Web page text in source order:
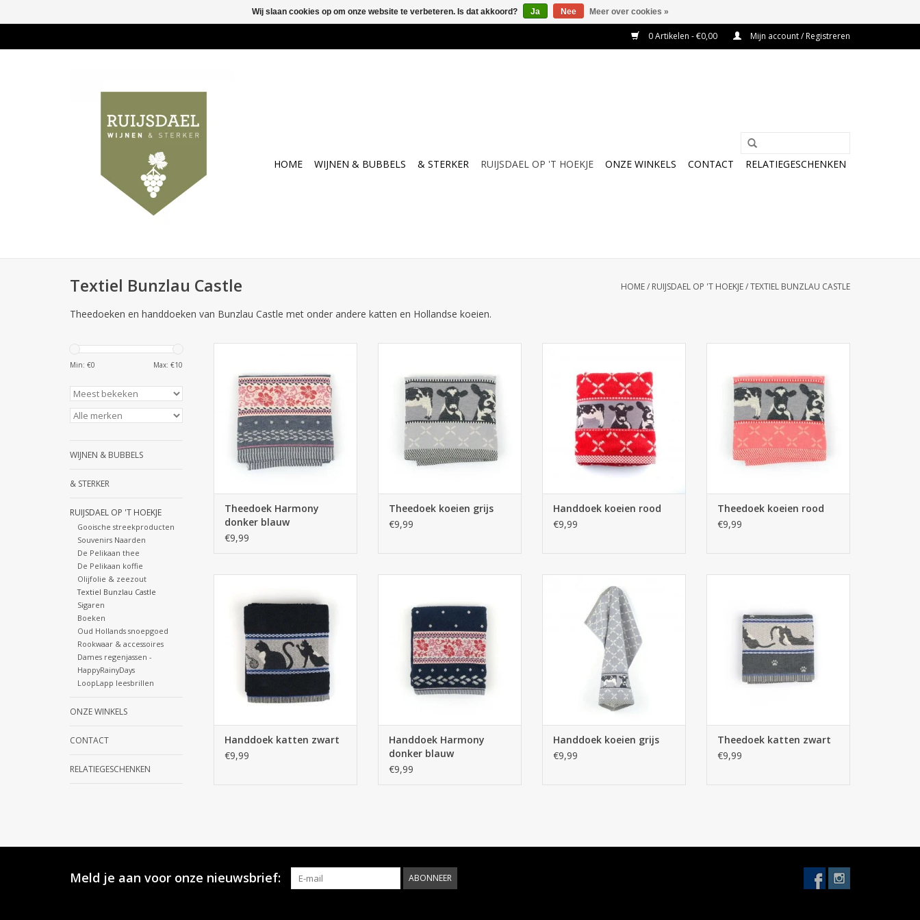
0 Artikelen - €0,00 Mijn account / Registreren
HOME WIJNEN & BUBBELS & STERKER RUIJSDAEL OP 'T HOEKJE ONZE WINKELS CONTACT RELATIEGESCHENKEN
Textiel Bunzlau Castle HOME/ RUIJSDAEL OP 'T HOEKJE/TEXTIEL BUNZLAU CASTLE
Theedoeken en handdoeken van Bunzlau Castle met onder andere katten en Hollandse koeien.
Min: €0 Max: €10
WIJNEN & BUBBELS
& STERKER
RUIJSDAEL OP 'T HOEKJE
Gooische streekproducten
Souvenirs Naarden
De Pelikaan thee
De Pelikaan koffie
Olijfolie & zeezout
Textiel Bunzlau Castle
Sigaren
Boeken
Oud Hollands snoepgoed
Rookwaar & accessoires
Dames regenjassen -
HappyRainyDays
LoopLapp leesbrillen
ONZE WINKELS
CONTACT
RELATIEGESCHENKEN
TOEVOEGEN AAN WINKELWAGEN
Theedoek Harmony
donker blauw
€9,99
TOEVOEGEN AAN WINKELWAGEN
Theedoek koeien grijs
€9,99
TOEVOEGEN AAN WINKELWAGEN
Handdoek koeien rood
€9,99
TOEVOEGEN AAN WINKELWAGEN
Theedoek koeien rood
€9,99
TOEVOEGEN AAN WINKELWAGEN
Handdoek katten zwart
€9,99
TOEVOEGEN AAN WINKELWAGEN
Handdoek Harmony
donker blauw
€9,99
grijs
TOEVOEGEN AAN WINKELWAGEN
Handdoek koeien grijs
€9,99
TOEVOEGEN AAN WINKELWAGEN
Theedoek katten zwart
€9,99
Meld je aan voor onze nieuwsbrief: ABONNEER
Wij slaan cookies op om onze website te verbeteren. Is dat akkoord? Ja Nee Meer over cookies »